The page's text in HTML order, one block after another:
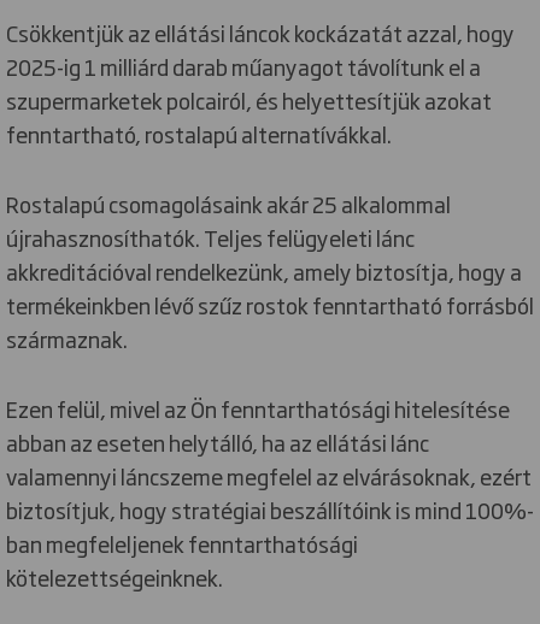
Csökkentjük az ellátási láncok kockázatát azzal, hogy
2025-ig 1 milliárd darab műanyagot távolítunk el a
szupermarketek polcairól, és helyettesítjük azokat
fenntartható, rostalapú alternatívákkal.
Rostalapú csomagolásaink akár 25 alkalommal
újrahasznosíthatók. Teljes felügyeleti lánc
akkreditációval rendelkezünk, amely biztosítja, hogy a
termékeinkben lévő szűz rostok fenntartható forrásból
származnak.
Ezen felül, mivel az Ön fenntarthatósági hitelesítése
abban az eseten helytálló, ha az ellátási lánc
valamennyi láncszeme megfelel az elvárásoknak, ezért
biztosítjuk, hogy stratégiai beszállítóink is mind 100%-
ban megfeleljenek fenntarthatósági
kötelezettségeinknek.